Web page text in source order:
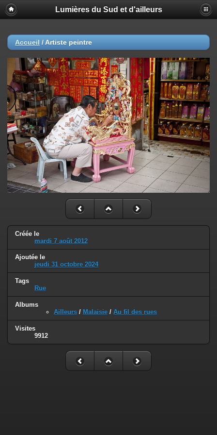
Lumières du Sud et d'ailleurs
Accueil / Artiste peintre
Créée le
mardi 7 août 2012
Ajoutée le
jeudi 31 octobre 2024
Tags
Rue
Albums
Ailleurs / Malaisie / Au fil des rues
Visites
9912